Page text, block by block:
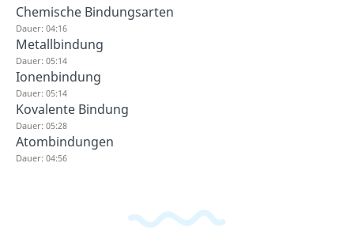
Chemische Bindungsarten
Dauer: 04:16
Metallbindung
Dauer: 05:14
Ionenbindung
Dauer: 05:14
Kovalente Bindung
Dauer: 05:28
Atombindungen
Dauer: 04:56